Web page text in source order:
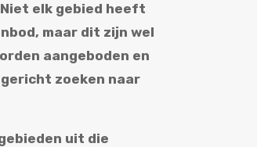
elk gebied heeft
maar dit zijn wel
aangeboden en
zoeken naar
uit die